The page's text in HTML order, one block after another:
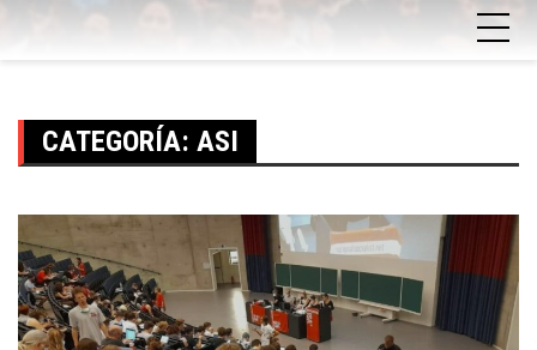
CATEGORÍA: ASI